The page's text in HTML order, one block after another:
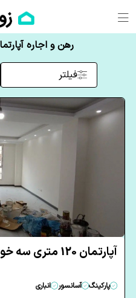
رهن و اجاره
فیلتر
آپارتمان 120 متری سه خوابه در توحید تهران
پارکینگ آسانسور انباری